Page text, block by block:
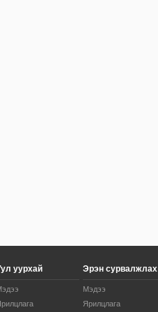
уурхай Эрэн сурвалжлах
Мэдээ
Ярилцлага